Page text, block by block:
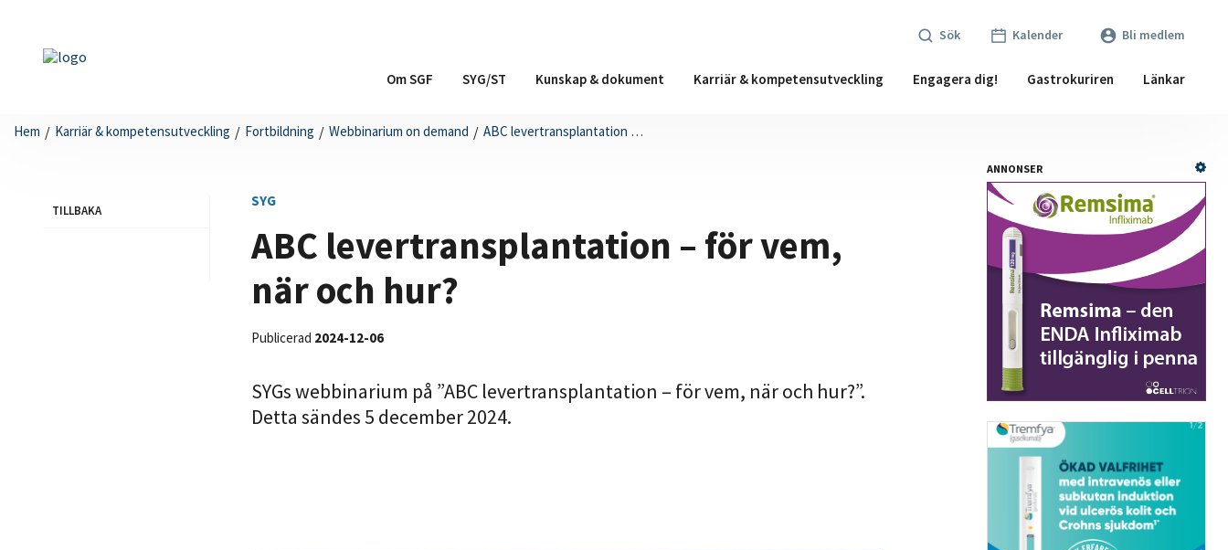
Sök Kalender Bli medlem
Om SGF SYG/ST Kunskap & dokument Karriär & kompetensutveckling Engagera dig! Gastrokuriren Länkar
Hem / Karriär & kompetensutveckling / Fortbildning / Webbinarium on demand / ABC levertransplantation – för vem, när och hur?
TILLBAKA
SYG
ABC levertransplantation – för vem,
när och hur?
Publicerad 2024-12-06
SYGs webbinarium på ”ABC levertransplantation – för vem, när och hur?”.
Detta sändes 5 december 2024.
ANNONSER